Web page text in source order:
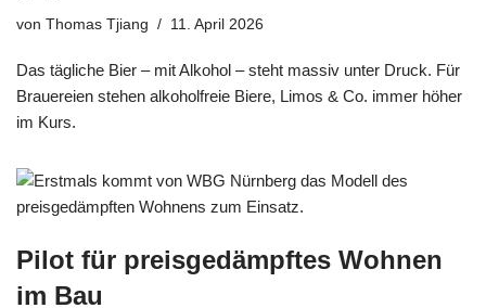
von Thomas Tjiang 11. April 2026
Das tägliche Bier – mit Alkohol – steht massiv unter Druck. Für
Brauereien stehen alkoholfreie Biere, Limos & Co. immer höher
im Kurs.
Pilot für preisgedämpftes Wohnen
im Bau